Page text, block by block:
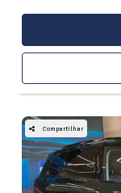
Compartilhar